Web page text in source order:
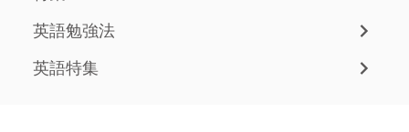
英語勉強法
英語特集